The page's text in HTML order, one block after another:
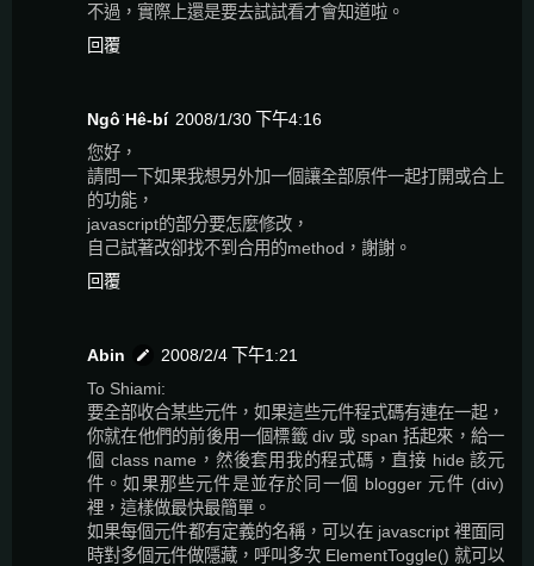
不過，實際上還是要去試試看才會知道啦。
回覆
Ngô͘ Hê-bí 2008/1/30 下午4:16
您好，
請問一下如果我想另外加一個讓全部原件一起打開或合上
的功能，
javascript的部分要怎麼修改，
自己試著改卻找不到合用的method，謝謝。
回覆
Abin
2008/2/4 下午1:21
To Shiami:
要全部收合某些元件，如果這些元件程式碼有連在一起，
你就在他們的前後用一個標籤 div 或 span 括起來，給一
個 class name，然後套用我的程式碼，直接 hide 該元
件。如果那些元件是並存於同一個 blogger 元件 (div)
裡，這樣做最快最簡單。
如果每個元件都有定義的名稱，可以在 javascript 裡面同
時對多個元件做隱藏，呼叫多次 ElementToggle() 就可以